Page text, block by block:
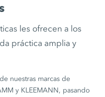
les ofrecen a los
práctica amplia y
nuestras marcas de
y KLEEMANN, pasando